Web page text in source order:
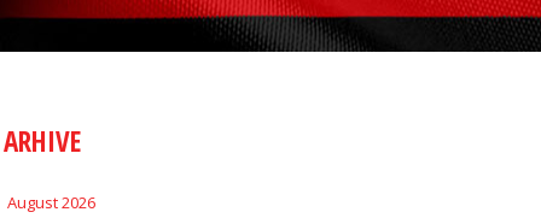
ARHIVE
August 2026